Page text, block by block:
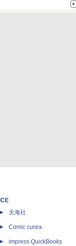
ICE
天海社
Comic curea
impress QuickBooks